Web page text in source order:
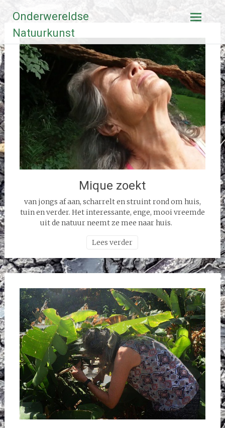
naar
inhoud
Onderwereldse
Natuurkunst
Mique zoekt
van jongs af aan, scharrelt en struint rond om huis,
tuin en verder. Het interessante, enge, mooi vreemde
uit de natuur neemt ze mee naar huis.
Lees verder